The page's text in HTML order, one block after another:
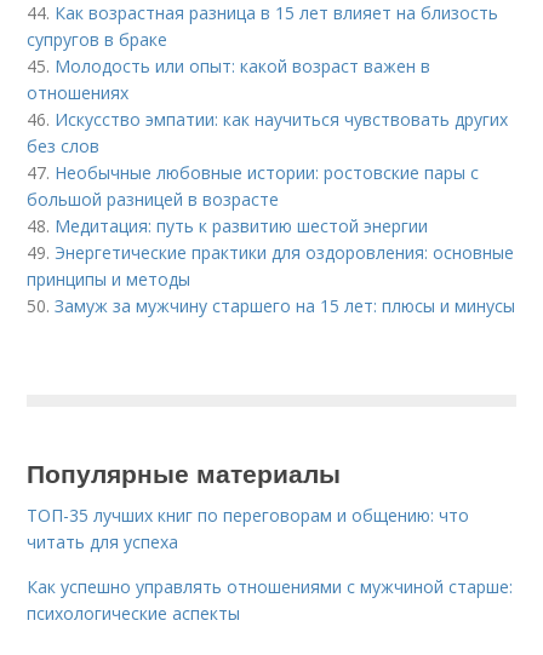
44. Как возрастная разница в 15 лет влияет на близость
супругов в браке
45. Молодость или опыт: какой возраст важен в
отношениях
46. Искусство эмпатии: как научиться чувствовать других
без слов
47. Необычные любовные истории: ростовские пары с
большой разницей в возрасте
48. Медитация: путь к развитию шестой энергии
49. Энергетические практики для оздоровления: основные
принципы и методы
50.Замуж за мужчину старшего на 15 лет: плюсы и минусы
Популярные материалы
ТОП-35 лучших книг по переговорам и общению: что
читать для успеха
Как успешно управлять отношениями с мужчиной старше:
психологические аспекты